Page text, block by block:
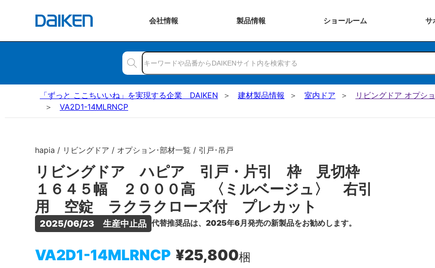
会社情報 製品情報 ショールーム サ
「ずっと ここちいいね」を実現する企業 DAIKEN 建材製品情報 室内ドア
リビングドア オプシ
VA2D1-14MLRNCP
hapia / リビングドア / オプション･部材一覧 / 引戸･吊戸
リビングドア ハピア 引戸・片引 枠 見切枠
１６４５幅 ２０００高 〈ミルベージュ〉 右引
用 空錠 ラクラクローズ付 プレカット
2025/06/23　生産中止品 代替推奨品は、2025年6月発売の新製品をお勧めします。
VA2D1-14MLRNCP ¥25,800梱